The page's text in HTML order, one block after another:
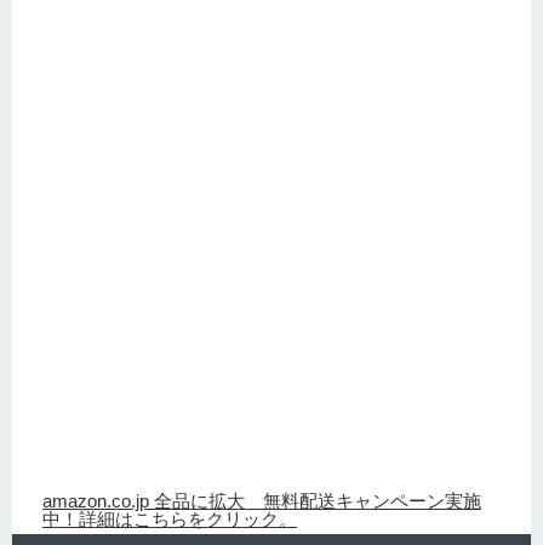
amazon.co.jp 全品に拡大 無料配送キャンペーン実施
中！詳細はこちらをクリック。